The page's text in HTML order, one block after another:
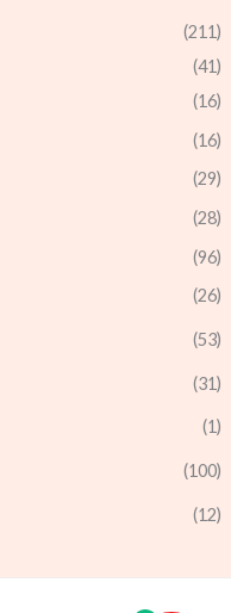
(211)
(41)
(16)
(16)
(29)
(28)
(96)
(26)
(53)
(31)
(1)
(100)
(12)